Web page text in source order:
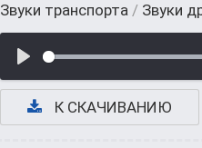
Звуки транспорта / Звуки
К СКАЧИВАНИЮ